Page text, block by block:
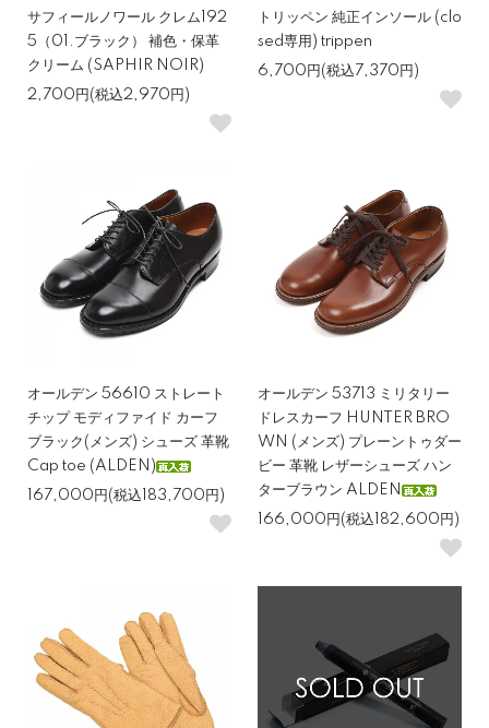
サフィールノワール クレム192
5（01.ブラック） 補色・保革
クリーム (SAPHIR NOIR)
2,700円(税込2,970円)
トリッペン 純正インソール (clo
sed専用) trippen
6,700円(税込7,370円)
オールデン 56610 ストレート
チップ モディファイド カーフ
ブラック(メンズ) シューズ 革靴
Cap toe (ALDEN)
167,000円(税込183,700円)
オールデン 53713 ミリタリー
ドレスカーフ HUNTER BRO
WN (メンズ) プレーントゥダー
ビー 革靴 レザーシューズ ハン
ターブラウン ALDEN
166,000円(税込182,600円)